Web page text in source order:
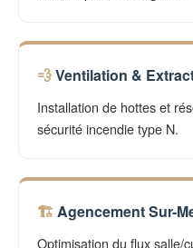
Ventilation &
Installation de hottes et
sécurité incendie type N.
Agencement Sur-
Optimisation du flux salle/